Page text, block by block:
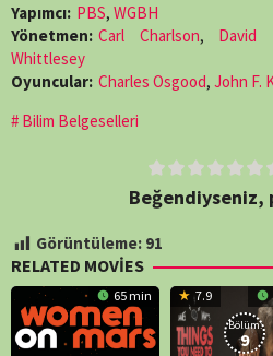
Yapımcı: PBS, WGBH
Yönetmen: Carl Charlson, David
Whittlesey
Oyuncular: Charles Osgood, John F.
Bilim Belgeselleri
Beğendiyseniz,
Görüntüleme: 91
RELATED MOVIES
65 min 7.9
Bölüm:
9